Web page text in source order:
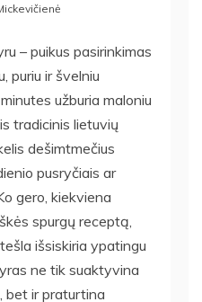
– puikus pasirinkimas
puriu ir švelniu
užburia maloniu
tradicinis lietuvių
dešimtmečius
pusryčiais ar
gero, kiekviena
spurgų receptą,
išsiskiria ypatingu
ne tik suaktyvina
bet ir praturtina